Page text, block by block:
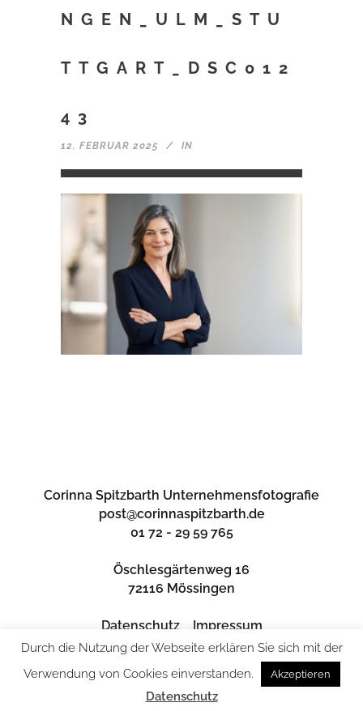
NGEN_ULM_STU
TTGART_DSC012
43
12. FEBRUAR 2025 IN
Corinna Spitzbarth Unternehmensfotografie
post@corinnaspitzbarth.de
01 72 - 29 59 765
Öschlesgärtenweg 16
72116 Mössingen
Datenschutz Impressum
Durch die Nutzung der Webseite erklären Sie sich mit der
Verwendung von Cookies einverstanden.
Akzeptieren
Datenschutz